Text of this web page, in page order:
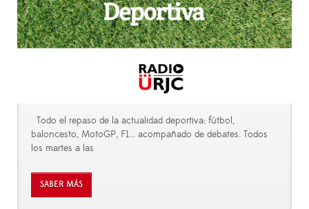
Todo el repaso de la actualidad deportiva: fútbol,
baloncesto, MotoGP, F1... acompañado de debates. Todos
los martes a las
SABER MÁS